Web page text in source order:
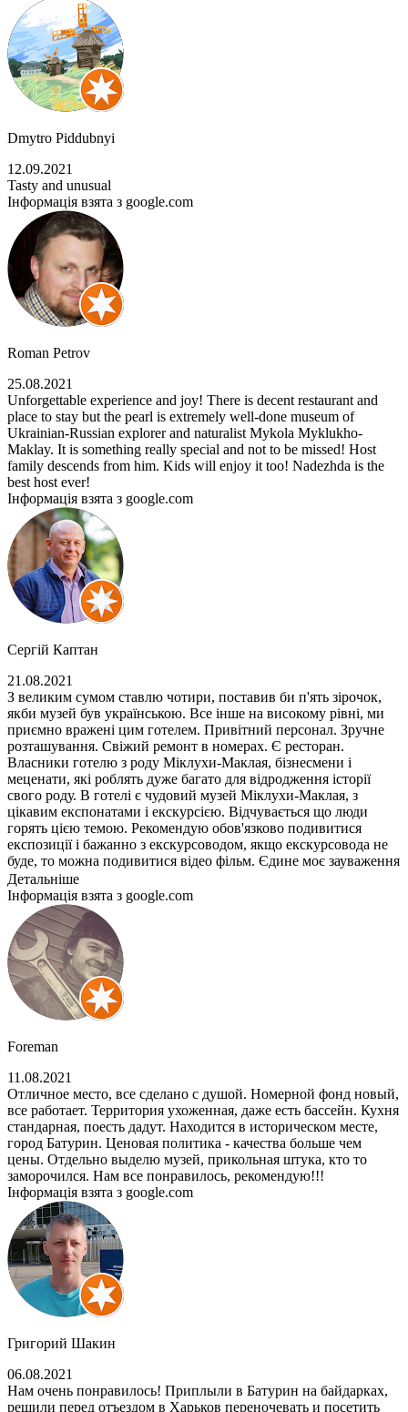
Dmytro Piddubnyi
12.09.2021
Tasty and unusual
Інформація взята з google.com
Roman Petrov
25.08.2021
Unforgettable experience and joy! There is decent restaurant and
place to stay but the pearl is extremely well-done museum of
Ukrainian-Russian explorer and naturalist Mykola Myklukho-
Maklay. It is something really special and not to be missed! Host
family descends from him. Kids will enjoy it too! Nadezhda is the
best host ever!
Інформація взята з google.com
Сергій Каптан
21.08.2021
З великим сумом ставлю чотири, поставив би п'ять зірочок,
якби музей був українською. Все інше на високому рівні, ми
приємно вражені цим готелем. Привітний персонал. Зручне
розташування. Свіжий ремонт в номерах. Є ресторан.
Власники готелю з роду Міклухи-Маклая, бізнесмени і
меценати, які роблять дуже багато для відродження історії
свого роду. В готелі є чудовий музей Міклухи-Маклая, з
цікавим експонатами і екскурсією. Відчувається що люди
горять цією темою. Рекомендую обов'язково подивитися
експозиції і бажанно з екскурсоводом, якщо екскурсовода не
буде, то можна подивитися відео фільм. Єдине моє зауваження
це те що, як на мій погляд, музей занадто проросійський і
немає інформації українською. А так все дуже-дуже добре.
Дякую власникам за цю велику працю!
Детальніше
Інформація взята з google.com
Foreman
11.08.2021
Отличное место, все сделано с душой. Номерной фонд новый,
все работает. Территория ухоженная, даже есть бассейн. Кухня
стандарная, поесть дадут. Находится в историческом месте,
город Батурин. Ценовая политика - качества больше чем
цены. Отдельно выделю музей, прикольная штука, кто то
заморочился. Нам все понравилось, рекомендую!!!
Інформація взята з google.com
Григорий Шакин
06.08.2021
Нам очень понравилось! Приплыли в Батурин на байдарках,
решили перед отъездом в Харьков переночевать и посетить